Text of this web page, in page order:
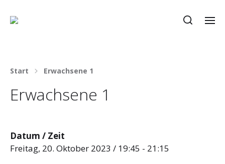
Start Erwachsene 1
Erwachsene 1
Datum / Zeit
Freitag, 20. Oktober 2023 / 19:45 - 21:15